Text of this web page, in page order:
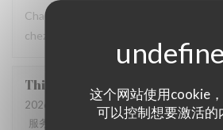
这个网站使用cookie
可以控制想要激活的
Chaque fois qu’on vient au Mainsquare
chez vous ❤️🌻incontournable
Thierry
2026-07-19
- 13:00 - 来宾 2
服务
3 /5 菜单 : 3/5 质价比: 4